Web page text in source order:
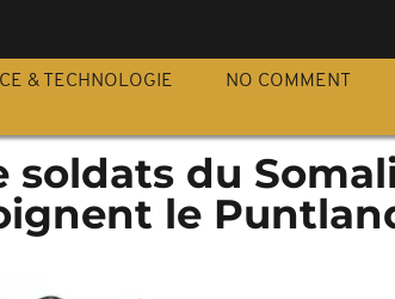
& TECHNOLOGIE NO COMMENT
soldats du
le